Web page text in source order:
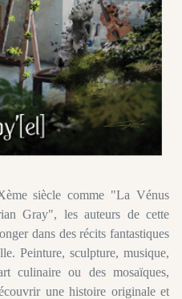
siècle comme "La Vénus
Gray", les auteurs de cette
dans des récits fantastiques
Peinture, sculpture, musique,
culinaire ou des mosaïques,
une histoire originale et